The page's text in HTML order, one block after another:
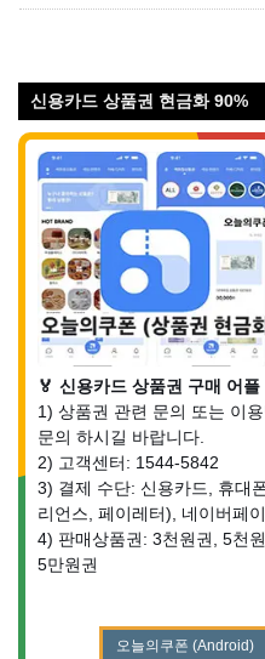
신용카드 상품권 현금화 90%
🏅 신용카드 상품권 구매 어플
1) 상품권 관련 문의 또는 이
문의 하시길 바랍니다.
2) 고객센터: 1544-5842
3) 결제 수단: 신용카드, 휴대
리언스, 페이레터), 네이버페
4) 판매상품권: 3천원권, 5천
5만원권
오늘의쿠폰 (Android)